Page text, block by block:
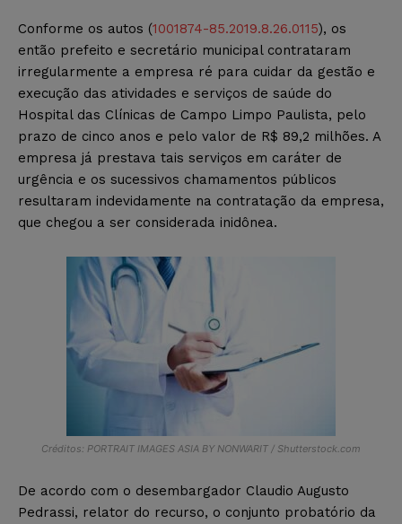
Conforme os autos (1001874-85.2019.8.26.0115), os
então prefeito e secretário municipal contrataram
irregularmente a empresa ré para cuidar da gestão e
execução das atividades e serviços de saúde do
Hospital das Clínicas de Campo Limpo Paulista, pelo
prazo de cinco anos e pelo valor de R$ 89,2 milhões. A
empresa já prestava tais serviços em caráter de
urgência e os sucessivos chamamentos públicos
resultaram indevidamente na contratação da empresa,
que chegou a ser considerada inidônea.
Créditos: PORTRAIT IMAGES ASIA BY NONWARIT / Shutterstock.com
De acordo com o desembargador Claudio Augusto
Pedrassi, relator do recurso, o conjunto probatório da